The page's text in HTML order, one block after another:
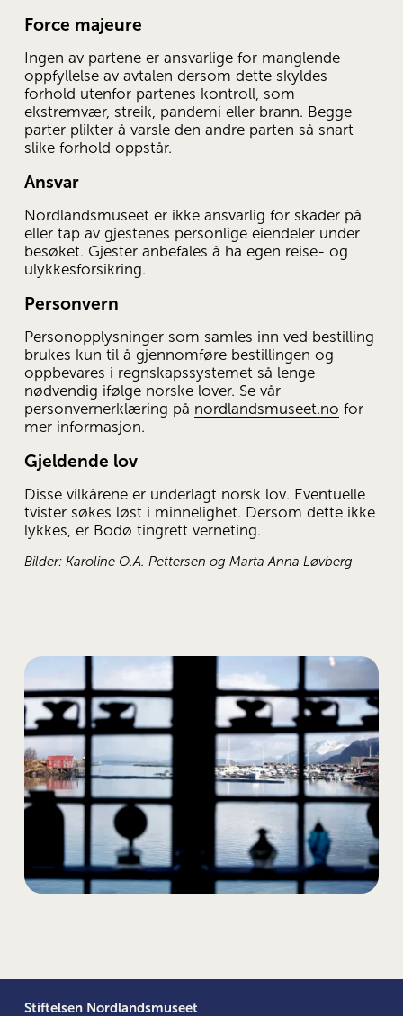
Force majeure
Ingen av partene er ansvarlige for manglende
oppfyllelse av avtalen dersom dette skyldes
forhold utenfor partenes kontroll, som
ekstremvær, streik, pandemi eller brann. Begge
parter plikter å varsle den andre parten så snart
slike forhold oppstår.
Ansvar
Nordlandsmuseet er ikke ansvarlig for skader på
eller tap av gjestenes personlige eiendeler under
besøket. Gjester anbefales å ha egen reise- og
ulykkesforsikring.
Personvern
Personopplysninger som samles inn ved bestilling
brukes kun til å gjennomføre bestillingen og
oppbevares i regnskapssystemet så lenge
nødvendig ifølge norske lover. Se vår
personvernerklæring på nordlandsmuseet.no for
mer informasjon.
Gjeldende lov
Disse vilkårene er underlagt norsk lov. Eventuelle
tvister søkes løst i minnelighet. Dersom dette ikke
lykkes, er Bodø tingrett verneting.
Bilder: Karoline O.A. Pettersen og Marta Anna Løvberg
Stiftelsen Nordlandsmuseet